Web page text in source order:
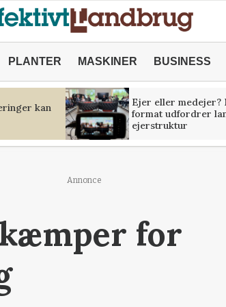
PLANTER MASKINER BUSINESS
kan
Ejer eller medejer?
format udfordrer
ejerstruktur
Annonce
for